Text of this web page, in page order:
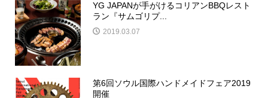
YG JAPANが手がけるコリアンBBQレスト
ラン『サムゴリプ...
2019.03.07
第6回ソウル国際ハンドメイドフェア2019
開催